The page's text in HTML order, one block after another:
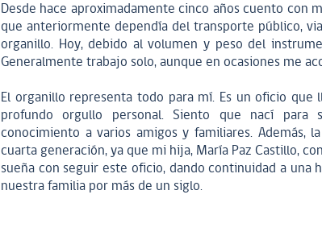
Desde hace aproximadamente cinco años cuento con
que anteriormente dependía del transporte público,
organillo. Hoy, debido al volumen y peso del
Generalmente trabajo solo, aunque en ocasiones me
El organillo representa todo para mí. Es un oficio
profundo orgullo personal. Siento que nací para
conocimiento a varios amigos y familiares. Además,
cuarta generación, ya que mi hija, María Paz Castillo,
sueña con seguir este oficio, dando continuidad a una
nuestra familia por más de un siglo.